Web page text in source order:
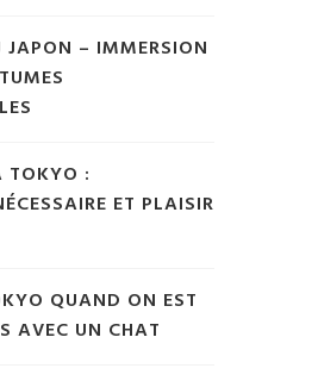
– IMMERSION
TOKYO :
ET PLAISIR
QUAND ON EST
AVEC UN CHAT